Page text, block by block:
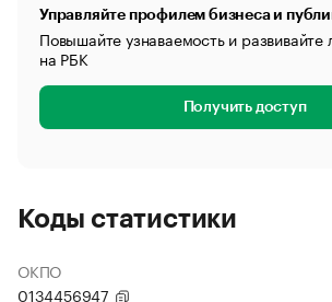
Управляйте профилем бизнеса и
Повышайте узнаваемость и
на РБК
Получить доступ
Коды статистики
ОКПО
0134456947